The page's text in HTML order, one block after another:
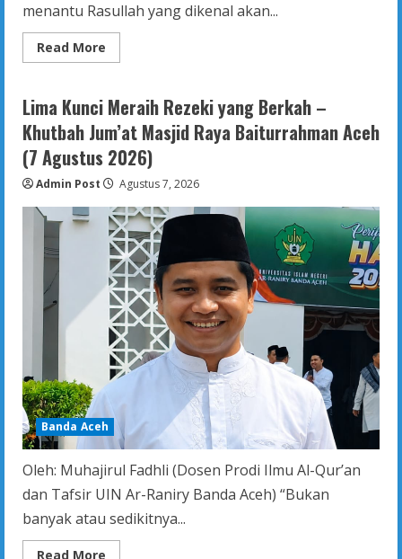
menantu Rasullah yang dikenal akan...
Read More
more
Penghalang
Menjadi
Hamba
yang
Shaleh
Lima Kunci Meraih Rezeki yang Berkah –
Khutbah Jum’at Masjid Raya Baiturrahman Aceh
(7 Agustus 2026)
Admin Post Agustus 7, 2026
Banda Aceh
Oleh: Muhajirul Fadhli (Dosen Prodi Ilmu Al-Qur’an
dan Tafsir UIN Ar-Raniry Banda Aceh) “Bukan
banyak atau sedikitnya...
Read More